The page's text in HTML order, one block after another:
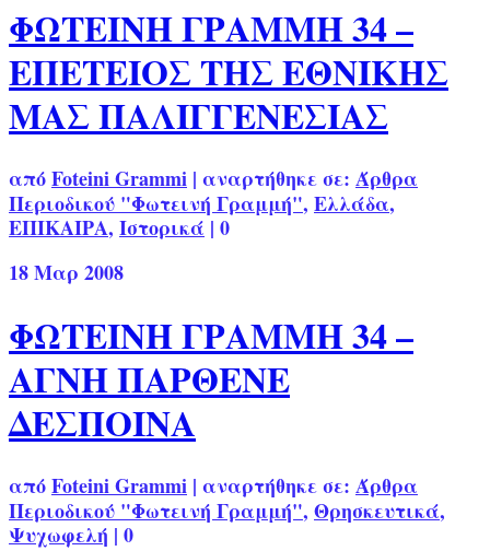
ΦΩΤΕΙΝΗ ΓΡΑΜΜΗ 34 –
ΕΠΕΤΕΙΟΣ ΤΗΣ ΕΘΝΙΚΗΣ
ΜΑΣ ΠΑΛΙΓΓΕΝΕΣΙΑΣ
απόFoteini Grammi | αναρτήθηκε σε: Άρθρα
Περιοδικού "Φωτεινή Γραμμή", Ελλάδα,
ΕΠΙΚΑΙΡΑ, Ιστορικά | 0
18Μαρ 2008
ΦΩΤΕΙΝΗ ΓΡΑΜΜΗ 34 –
ΑΓΝΗ ΠΑΡΘΕΝΕ
ΔΕΣΠΟΙΝΑ
απόFoteini Grammi | αναρτήθηκε σε: Άρθρα
Περιοδικού "Φωτεινή Γραμμή", Θρησκευτικά,
Ψυχωφελή | 0